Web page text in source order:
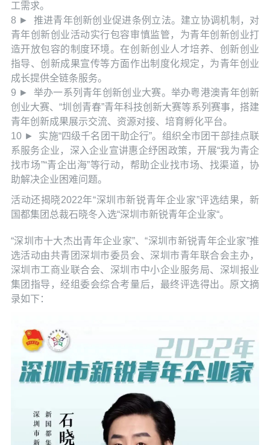
工需求。
8 ► 推进青年创新创业促进条例立法。建立协调机制，对
青年创新创业活动实行包容审慎监管，为青年创新创业打
造开放包容的制度环境。在创新创业人才培养、创新创业
指导、创新成果宣传等方面作出制度化规定，为青年创业
成长提供全链条服务。
9 ► 举办一系列青年创新创业大赛。举办粤港澳青年创新
创业大赛、“圳创青春”青年科技创新大赛等系列赛事，搭建
青年创新成果展示交流、资源对接、培育孵化平台。
10 ► 实施“四级千名团干助企行”。组织全市团干部挂点联
系服务企业，深入企业宣讲惠企纾困政策，开展“我为青企
找市场”“青企出海”等行动，帮助企业找市场、找渠道，协
助解决企业困难问题。
活动还揭晓2022年“深圳市新锐青年企业家”评选结果，新
国都集团总裁石晓冬入选“深圳市新锐青年企业家“。
“深圳市十大杰出青年企业家”、“深圳市新锐青年企业家”推
选活动由共青团深圳市委员会、深圳市青年联合会主办，
深圳市工商业联合会、深圳市中小企业服务局、深圳报业
集团指导，经组委会综合考量后，最终评选得出。原文摘
录如下：